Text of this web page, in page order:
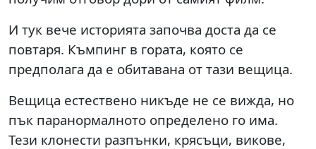
И тук вече историята започва доста да се
повтаря. Къмпинг в гората, която се
предполага да е обитавана от тази вещица.
Вещица естествено никъде не се вижда, но
пък паранормалното определено го има.
Тези клонести разпънки, крясъци, викове,